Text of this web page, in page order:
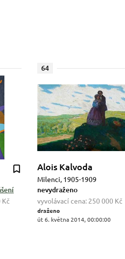
Kč
64
Alois Kalvoda
Milenci, 1905-1909
nevydraženo
vyvolávací cena: 250 000 Kč
draženo
út 6. května 2014, 00:00:00